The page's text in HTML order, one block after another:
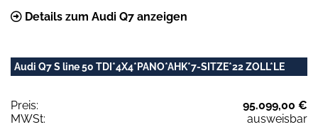
Details zum Audi Q7 anzeigen
Audi Q7 S line 50 TDI*4X4*PANO*AHK*7-SITZE*22 ZOLL*LE
Preis:
95.099,00 €
MWSt:
ausweisbar